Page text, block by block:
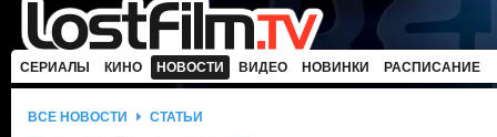
СЕРИАЛЫ КИНО НОВОСТИ ВИДЕО НОВИНКИ РАСПИСАНИЕ
ВСЕ НОВОСТИ СТАТЬИ